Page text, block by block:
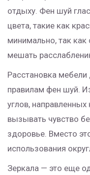
отдыху. Фен шуй
цвета, такие как
минимально, так
мешать
Расстановка
правилам фен шуй.
углов,
вызывать чувство
здоровье. Вместо
использования
Зеркала — это еще